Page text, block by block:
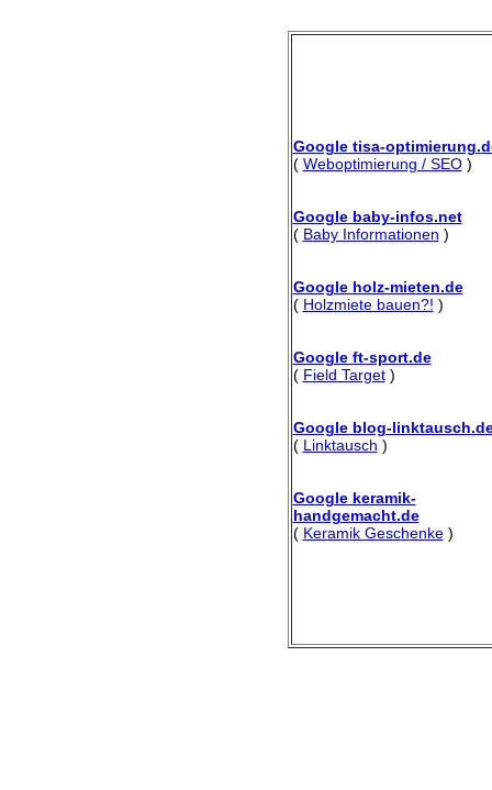
Google tisa-
( Weboptimierung / SEO)
Google baby-infos.net
( Baby Informationen )
Google holz-mieten.de
( Holzmiete bauen?! )
Google ft-sport.de
( Field Target)
Google blog-
( Linktausch )
Google keramik-
handgemacht.de
( Keramik Geschenke)